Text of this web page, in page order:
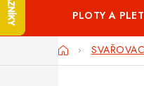
PLOTY A
Domů